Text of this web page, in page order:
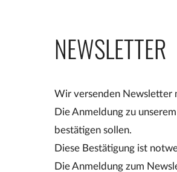
NEWSLETTER
Wir versenden Newsletter
Die Anmeldung zu
bestätigen sollen.
Diese Bestätigung ist
Die Anmeldung zum